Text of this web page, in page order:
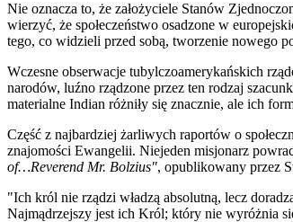
Nie oznacza to, że założyciele Stanów
wierzyć, że społeczeństwo osadzone w
tego, co widzieli przed sobą, tworzenie nowego
Wczesne obserwacje tubylczoamerykańskich
narodów, luźno rządzone przez ten rodzaj
materialne Indian różniły się znacznie, ale ich
Część z najbardziej żarliwych raportów o
znajomości Ewangelii. Niejeden misjonarz
of…Reverend Mr. Bolzius", opublikowany przez
"Ich król nie rządzi władzą absolutną, lecz
Najmądrzejszy jest ich Król; który nie wyróżnia